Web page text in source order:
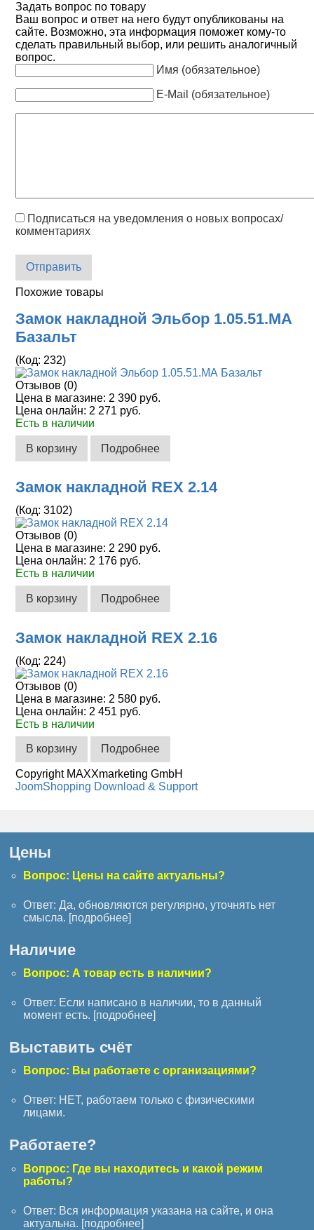
Задать вопрос по товару
Ваш вопрос и ответ на него будут опубликованы на
сайте. Возможно, эта информация поможет кому-то
сделать правильный выбор, или решить аналогичный
вопрос.
Имя (обязательное)
E-Mail (обязательное)
Подписаться на уведомления о новых вопросах/
комментариях
Отправить
Похожие товары
Замок накладной Эльбор 1.05.51.МА
Базальт
(Код: 232)
Отзывов (0)
Цена в магазине: 2 390 руб.
Цена онлайн: 2 271 руб.
Есть в наличии
В корзину Подробнее
Замок накладной REX 2.14
(Код:3102)
Отзывов (0)
Цена в магазине: 2 290 руб.
Цена онлайн: 2 176 руб.
Есть в наличии
В корзину Подробнее
Замок накладной REX 2.16
(Код: 224)
Отзывов (0)
Цена в магазине: 2 580 руб.
Цена онлайн: 2 451 руб.
Есть в наличии
В корзину Подробнее
Copyright MAXXmarketing GmbH
JoomShopping Download & Support
Цены
Вопрос: Цены на сайте актуальны?
Ответ: Да, обновляются регулярно, уточнять нет
смысла. [подробнее]
Наличие
Вопрос: А товар есть в наличии?
Ответ: Если написано в наличии, то в данный
момент есть. [подробнее]
Выставить счёт
Вопрос: Вы работаете с организациями?
Ответ: НЕТ, работаем только с физическими
лицами.
Работаете?
Вопрос: Где вы находитесь и какой режим
работы?
Ответ: Вся информация указана на сайте, и она
актуальна. [подробнее]